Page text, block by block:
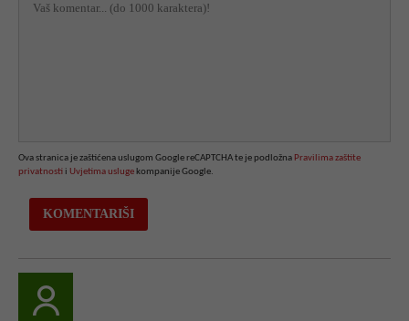
Ova stranica je zaštićena uslugom Google reCAPTCHA te je podložna Pravilima zaštite
privatnosti i Uvjetima usluge kompanije Google.